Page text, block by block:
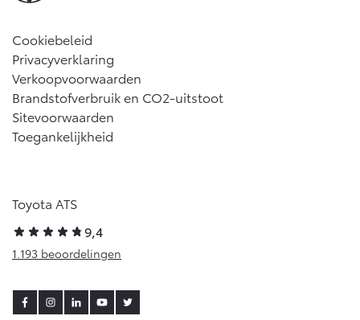
Cookiebeleid
Privacyverklaring
Verkoopvoorwaarden
Brandstofverbruik en CO2-uitstoot
Sitevoorwaarden
Toegankelijkheid
Toyota ATS
9,4
1.193 beoordelingen